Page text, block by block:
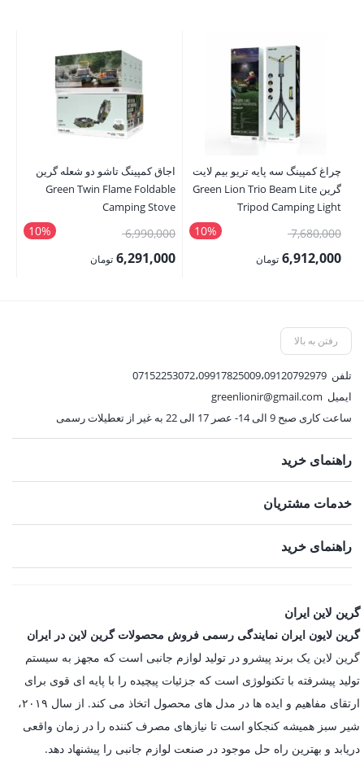
چراغ کمپینگ سه پایه تریو بیم لایت
گرین Green Lion Trio Beam Lite
Tripod Camping Light
10% 7,680,000قیمت
اصلی:6,912,000 تومان
6,912,000 تومان.
اجاق کمپینگ تاشو دو شعله گرین
Green Twin Flame Foldable
Camping Stove
10% 6,990,000قیمت
اصلی:6,291,000 تومان
رفتن به بالا
تلفن 07152253072،09917825009،09120792979
ایمیل greenlionir@gmail.com
ساعت کاری صبح 9 الی 14- عصر 17 الی 22 به غیر از تعطیلات رسمی
راهنمای خرید
خدمات مشتریان
راهنمای خرید
گرین لاین ایران
گرین لایون ایران نمایندگی رسمی فروش محصولات گرین لاین در ایران
گرین لاین یک برند پیشرو در تولید لوازم جانبی است که مجهز به سیستم
تولید پیشرفته با تکنولوژی است که جزئیات پیچیده را با پایه ای قوی برای
ارتقای مفاهیم و ایده ها در مدل های محصول اتخاذ می کند. از سال ۲۰۱۹،
شیر سبز همیشه کنجکاو است تا نیازهای مصرف کننده را در زمان واقعی
دریابد و بهترین راه حل موجود در صنعت لوازم جانبی را پیشنهاد دهد.